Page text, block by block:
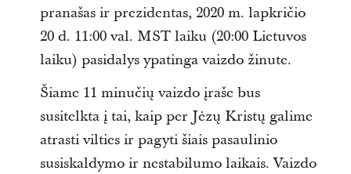
pranašas ir prezidentas, 2020 m. lapkričio
20 d. 11:00 val. MST laiku (20:00 Lietuvos
laiku) pasidalys ypatinga vaizdo žinute.
Šiame 11 minučių vaizdo įraše bus
susitelkta į tai, kaip per Jėzų Kristų galime
atrasti vilties ir pagyti šiais pasaulinio
susiskaldymo ir nestabilumo laikais. Vaizdo